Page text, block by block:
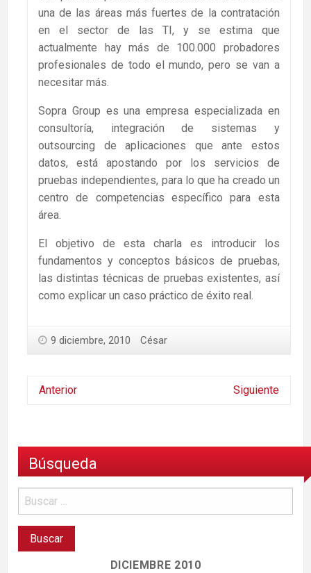
una de las áreas más fuertes de la contratación
en el sector de las TI, y se estima que
actualmente hay más de 100.000 probadores
profesionales de todo el mundo, pero se van a
necesitar más.
Sopra Group es una empresa especializada en
consultoría, integración de sistemas y
outsourcing de aplicaciones que ante estos
datos, está apostando por los servicios de
pruebas independientes, para lo que ha creado un
centro de competencias específico para esta
área.
El objetivo de esta charla es introducir los
fundamentos y conceptos básicos de pruebas,
las distintas técnicas de pruebas existentes, así
como explicar un caso práctico de éxito real.
9 diciembre, 2010 César
Anterior Siguiente
Búsqueda
DICIEMBRE 2010